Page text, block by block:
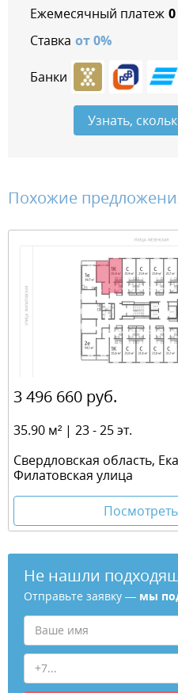
Ежемесячный платеж 0
Ставка от0%
Банки
Узнать,
Похожие
3 496 660 руб.
35.90 м² | 23 - 25 эт.
Свердловская область,
Филатовская улица
Посмотреть
Не нашли
Отправьте заявку — мы